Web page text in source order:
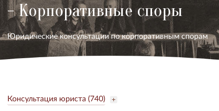
- Корпоративные споры
Юридические консультации по корпоративным спорам
Консультация юриста (740)